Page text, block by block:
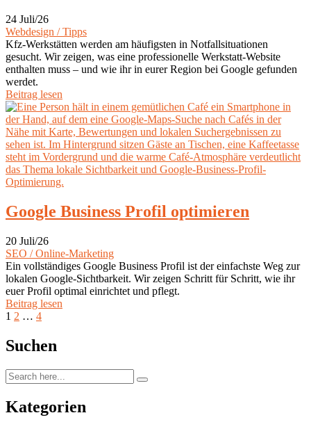
24 Juli/26
Webdesign / Tipps
Kfz-Werkstätten werden am häufigsten in Notfallsituationen
gesucht. Wir zeigen, was eine professionelle Werkstatt-Website
enthalten muss – und wie ihr in eurer Region bei Google gefunden
werdet.
Beitrag lesen
Google Business Profil optimieren
20 Juli/26
SEO / Online-Marketing
Ein vollständiges Google Business Profil ist der einfachste Weg zur
lokalen Google-Sichtbarkeit. Wir zeigen Schritt für Schritt, wie ihr
euer Profil optimal einrichtet und pflegt.
Beitrag lesen
1 2 … 4
Suchen
Kategorien